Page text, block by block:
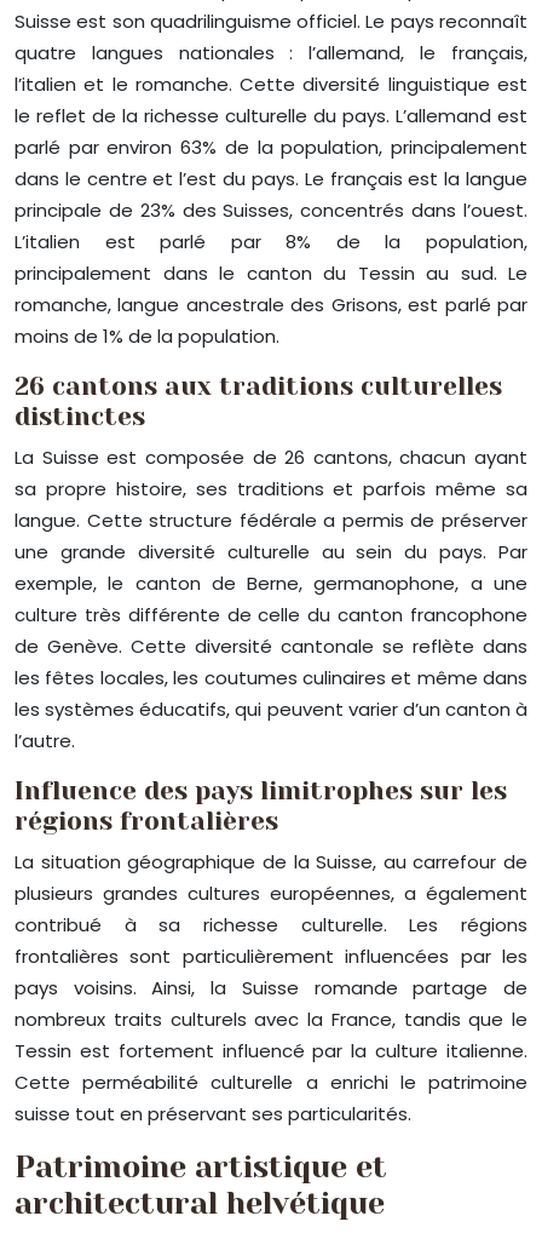
Suisse est son quadrilinguisme officiel. Le pays reconnaît
quatre langues nationales : l’allemand, le français,
l’italien et le romanche. Cette diversité linguistique est
le reflet de la richesse culturelle du pays. L’allemand est
parlé par environ 63% de la population, principalement
dans le centre et l’est du pays. Le français est la langue
principale de 23% des Suisses, concentrés dans l’ouest.
L’italien est parlé par 8% de la population,
principalement dans le canton du Tessin au sud. Le
romanche, langue ancestrale des Grisons, est parlé par
moins de 1% de la population.
26 cantons aux traditions culturelles
distinctes
La Suisse est composée de 26 cantons, chacun ayant
sa propre histoire, ses traditions et parfois même sa
langue. Cette structure fédérale a permis de préserver
une grande diversité culturelle au sein du pays. Par
exemple, le canton de Berne, germanophone, a une
culture très différente de celle du canton francophone
de Genève. Cette diversité cantonale se reflète dans
les fêtes locales, les coutumes culinaires et même dans
les systèmes éducatifs, qui peuvent varier d’un canton à
l’autre.
Influence des pays limitrophes sur les
régions frontalières
La situation géographique de la Suisse, au carrefour de
plusieurs grandes cultures européennes, a également
contribué à sa richesse culturelle. Les régions
frontalières sont particulièrement influencées par les
pays voisins. Ainsi, la Suisse romande partage de
nombreux traits culturels avec la France, tandis que le
Tessin est fortement influencé par la culture italienne.
Cette perméabilité culturelle a enrichi le patrimoine
suisse tout en préservant ses particularités.
Patrimoine artistique et
architectural helvétique